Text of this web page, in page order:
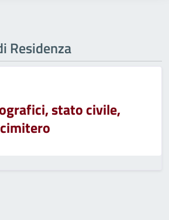
Residenza
stato civile,